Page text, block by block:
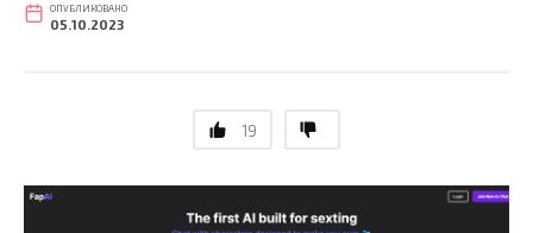
ОПУБЛИКОВАНО
05.10.2023
19